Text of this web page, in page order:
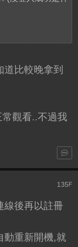
比較晚拿到
觀看..不過我
135F
線後再以註冊
動重新開機,就